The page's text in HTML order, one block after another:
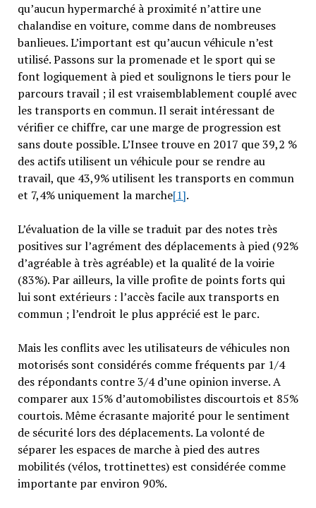
qu’aucun hypermarché à proximité n’attire une
chalandise en voiture, comme dans de nombreuses
banlieues. L’important est qu’aucun véhicule n’est
utilisé. Passons sur la promenade et le sport qui se
font logiquement à pied et soulignons le tiers pour le
parcours travail ; il est vraisemblablement couplé avec
les transports en commun. Il serait intéressant de
vérifier ce chiffre, car une marge de progression est
sans doute possible. L’Insee trouve en 2017 que 39,2 %
des actifs utilisent un véhicule pour se rendre au
travail, que 43,9% utilisent les transports en commun
et 7,4% uniquement la marche[1].
L’évaluation de la ville se traduit par des notes très
positives sur l’agrément des déplacements à pied (92%
d’agréable à très agréable) et la qualité de la voirie
(83%). Par ailleurs, la ville profite de points forts qui
lui sont extérieurs : l’accès facile aux transports en
commun ; l’endroit le plus apprécié est le parc.
Mais les conflits avec les utilisateurs de véhicules non
motorisés sont considérés comme fréquents par 1/4
des répondants contre 3/4 d’une opinion inverse. A
comparer aux 15% d’automobilistes discourtois et 85%
courtois. Même écrasante majorité pour le sentiment
de sécurité lors des déplacements. La volonté de
séparer les espaces de marche à pied des autres
mobilités (vélos, trottinettes) est considérée comme
importante par environ 90%.